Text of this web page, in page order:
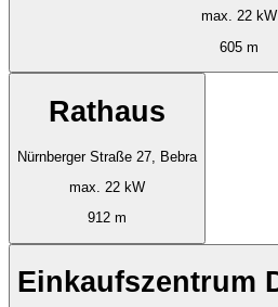
max. 22 kW
605 m
Rathaus
Nürnberger Straße 27, Bebra
max. 22 kW
912 m
Einkaufszentrum